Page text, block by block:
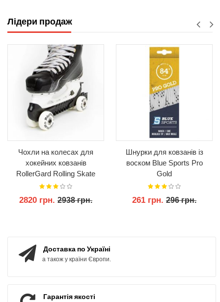
Лідери продаж
Чохли на колесах для
хокейних ковзанів
RollerGard Rolling Skate
Guards
2820 грн. 2938 грн.
Шнурки для ковзанів із
воском Blue Sports Pro
Gold
261 грн. 296 грн.
Доставка по Україні
а також у країни Європи.
Гарантія якості